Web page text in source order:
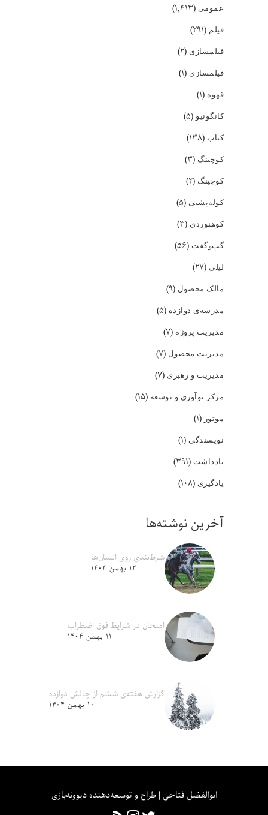
عمومی (۱,۴۱۳)
فیلم (۲۹۱)
فیلمسازی (۲)
فیلمسازی (۱)
قهوه (۱)
کانگونیو(۵)
کتاب (۱۳۸)
کوچینگ (۳)
کوچینگ (۲)
کوله‌پشتی (۵)
کوهنوردی (۳)
گپ‌و‌گفت (۵۶)
لیلی (۲۷)
مالک محصول (۹)
مدرسه‌ی دوازده (۵)
مدیریت پروژه (۷)
مدیریت محصول (۷)
مدیریت و رهبری (۷)
مرکز نوآوری و توسعه (۱۵)
موتور (۱)
نویسندگی (۱)
یادداشت (۳۹۱)
یادگیری (۱۰۸)
آخرین نوشته‌ها
شرط‌بندی روی انسان‌ها
۱۲ بهمن ۱۴۰۴
امتحان در شرایط فوق اضطراب
۱۱ بهمن ۱۴۰۴
گزارش هفته‌ی ششم از چالش دوازده
۱۰ بهمن ۱۴۰۴
ابوالفضل فتاحی | طراح و توسعه‌دهنده دیوونه‌بازی